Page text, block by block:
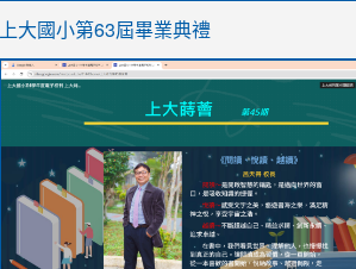
link
https://sites.google.com/stes.tyc.edu.tw/
上大國小第63屆畢業典禮
link